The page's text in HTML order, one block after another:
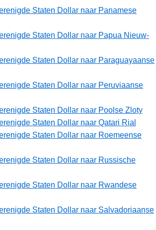
Staten Dollar naar Panamese
Staten Dollar naar Papua Nieuw-
Staten Dollar naar Paraguayaanse
Staten Dollar naar Peruviaanse
Staten Dollar naar Poolse Zloty
Staten Dollar naar Qatari Rial
Staten Dollar naar Roemeense
Staten Dollar naar Russische
Staten Dollar naar Rwandese
Staten Dollar naar Salvadoriaanse